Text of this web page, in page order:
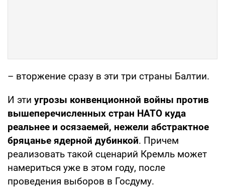
– вторжение сразу в эти три страны Балтии.
И эти угрозы конвенционной войны против
вышеперечисленных стран НАТО куда
реальнее и осязаемей, нежели абстрактное
бряцанье ядерной дубинкой. Причем
реализовать такой сценарий Кремль может
намериться уже в этом году, после
проведения выборов в Госдуму.